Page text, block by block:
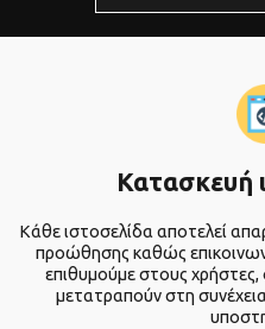
Κατασκευή
Κάθε ιστοσελίδα αποτελεί
προώθησης καθώς
επιθυμούμε στους χρήστες,
μετατραπούν στη